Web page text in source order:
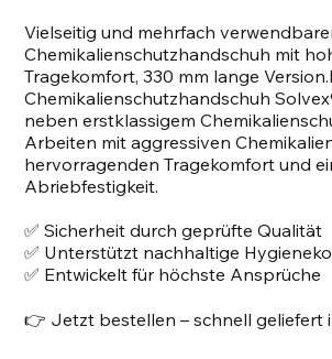
Vielseitig und mehrfach
Chemikalienschutzhandschuh mit
Tragekomfort, 330 mm lange
Chemikalienschutzhandschuh
neben erstklassigem
Arbeiten mit aggressiven
hervorragenden Tragekomfort und
Abriebfestigkeit.
✅ Sicherheit durch geprüfte Qualität
✅ Unterstützt nachhaltige
✅ Entwickelt für höchste Ansprüche
👉 Jetzt bestellen – schnell geliefert